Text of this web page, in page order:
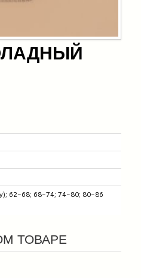
62-68; 68-74; 74-80; 80-86
ТОВАРЕ